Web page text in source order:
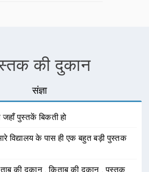
की दुकान
संज्ञा
जहाँ पुस्तकें बिकती हो
विद्यालय के पास ही एक बहुत बड़ी पुस्तक
की दुकान ,किताब की दुकान ,पुस्तक